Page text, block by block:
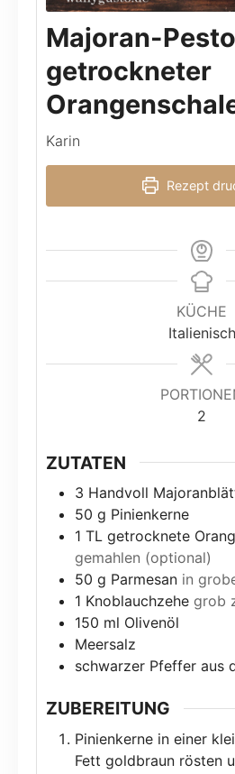
Majoran-
getrockneter
Karin
Rezept
KÜCHE
Italienisch
2
ZUTATEN
3 Handvoll
50 g Pinienkerne
1 TL getrocknete
gemahlen (optional)
50 g Parmesan in
1 Knoblauchzehe grob
150 ml Olivenöl
Meersalz
schwarzer Pfeffer aus
ZUBEREITUNG
Pinienkerne in einer
Fett goldbraun rösten